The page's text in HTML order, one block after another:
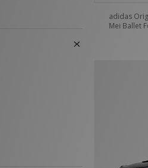
adidas
Mei Ballet